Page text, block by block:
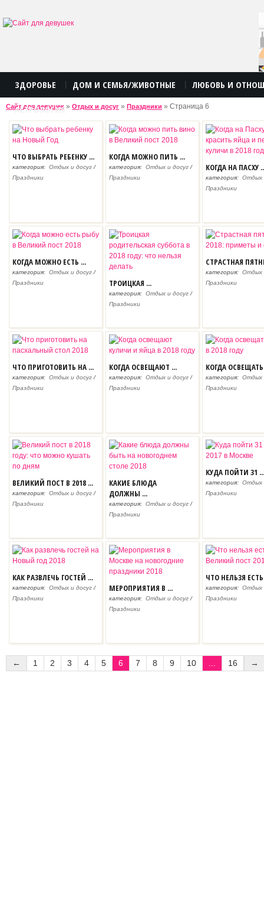
ЗДОРОВЬЕ ДОМ И СЕМЬЯ/ЖИВОТНЫЕ ЛЮБОВЬ И
АСТРОЛОГИЯ
Сайт для девушек » Отдых и досуг » Праздники » Страница 6
ЧТО ВЫБРАТЬ РЕБЕНКУ ...
категория: Отдых и досуг /
Праздники
КОГДА МОЖНО ПИТЬ ...
категория: Отдых и досуг /
Праздники
КОГДА НА ПАСХУ
категория: Отдых
Праздники
КОГДА МОЖНО ЕСТЬ ...
категория: Отдых и досуг /
Праздники
ТРОИЦКАЯ ...
категория: Отдых и досуг /
Праздники
СТРАСТНАЯ
категория: Отдых
Праздники
ЧТО ПРИГОТОВИТЬ НА ...
категория: Отдых и досуг /
Праздники
КОГДА ОСВЕЩАЮТ ...
категория: Отдых и досуг /
Праздники
КОГДА ОСВЕЩАТЬ
категория: Отдых
Праздники
ВЕЛИКИЙ ПОСТ В 2018 ...
категория: Отдых и досуг /
Праздники
КАКИЕ БЛЮДА
ДОЛЖНЫ ...
категория: Отдых и досуг /
Праздники
КУДА ПОЙТИ 31 ...
категория: Отдых
Праздники
КАК РАЗВЛЕЧЬ ГОСТЕЙ ...
категория: Отдых и досуг /
Праздники
МЕРОПРИЯТИЯ В ...
категория: Отдых и досуг /
Праздники
ЧТО НЕЛЬЗЯ
категория: Отдых
Праздники
← 1 2 3 4 5 6 7 8 9 10 16 →